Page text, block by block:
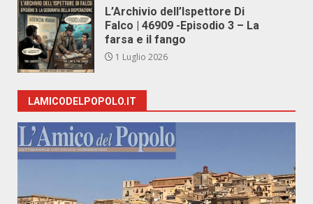
L’Archivio dell’Ispettore Di
Falco | 46909 -Episodio 3 – La
farsa e il fango
1 Luglio 2026
LAMICODELPOPOLO.IT